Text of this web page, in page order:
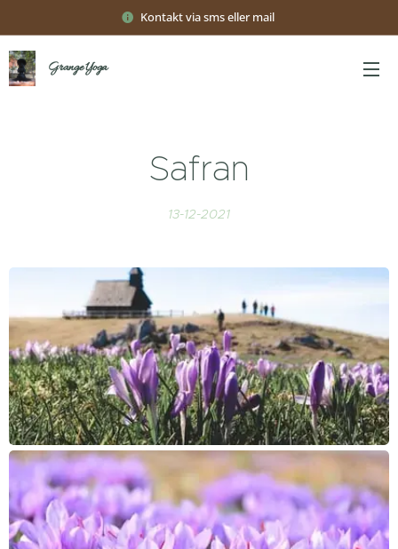
Kontakt via sms eller mail
Grange Yoga
Safran
13-12-2021